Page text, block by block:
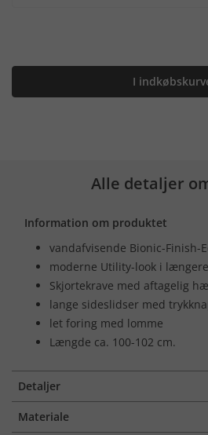
I
Alle detaljer
Information om produktet
vandafvisende Bionic-Finish-
moderne Utility-look i
Skjortekrave med aftagelig
lange sideslidser med
let foring med lomme
Længde ca. 100-102 cm.
Detaljer
Materiale